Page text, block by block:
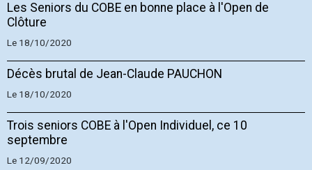
Les Seniors du COBE en bonne place à l'Open de
Clôture
Le 18/10/2020
Décès brutal de Jean-Claude PAUCHON
Le 18/10/2020
Trois seniors COBE à l'Open Individuel, ce 10
septembre
Le 12/09/2020